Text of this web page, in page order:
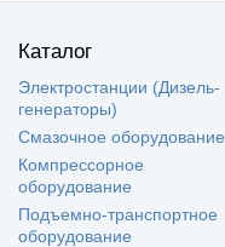
Каталог
Электростанции (Дизель-
генераторы)
Смазочное оборудование
Компрессорное
оборудование
Подъемно-транспортное
оборудование